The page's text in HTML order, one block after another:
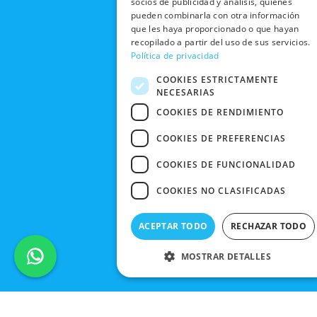
m
NUESTRAS
TIENDAS
BLACK
CONTACTO
Y CAMBIOS
CANCELAR
PEDIDO
CONDICIONES
DE COMPRA
pueden combinarla con otra información
que les haya proporcionado o que hayan
recopilado a partir del uso de sus servicios.
Política de privacidad
COOKIES ESTRICTAMENTE
NECESARIAS
COOKIES DE RENDIMIENTO
COOKIES DE PREFERENCIAS
COOKIES DE FUNCIONALIDAD
COOKIES NO CLASIFICADAS
ACEPTAR TODO RECHAZAR TODO
MOSTRAR DETALLES